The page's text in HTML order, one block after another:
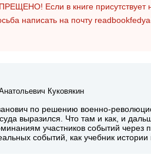
Если в книге
написать на почту
Куковякин
по решению военно-
выразился. Что там и как, и
участников событий через
событий, как учебник истории